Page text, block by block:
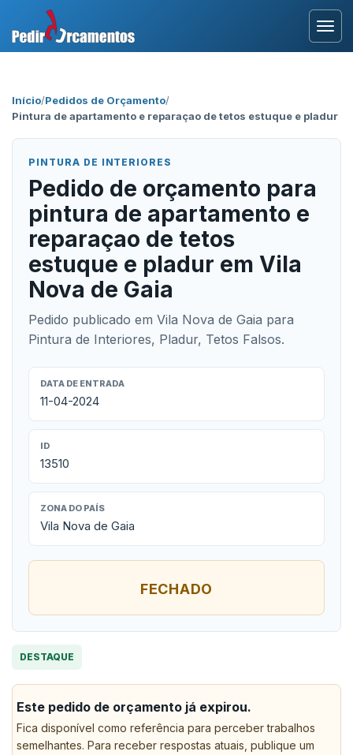
Início/Pedidos de Orçamento/
Pintura de apartamento e reparaçao de tetos estuque e pladur
PINTURA DE INTERIORES
Pedido de orçamento para
pintura de apartamento e
reparaçao de tetos
estuque e pladur em Vila
Nova de Gaia
Pedido publicado em Vila Nova de Gaia para
Pintura de Interiores, Pladur, Tetos Falsos.
DATA DE ENTRADA
11-04-2024
ID
13510
ZONA DO PAÍS
Vila Nova de Gaia
FECHADO
DESTAQUE
Este pedido de orçamento já expirou.
Fica disponível como referência para perceber trabalhos
semelhantes. Para receber respostas atuais, publique um
Área Profissional
Como Funciona?
Testemunhos